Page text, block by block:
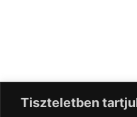
Tiszteletben